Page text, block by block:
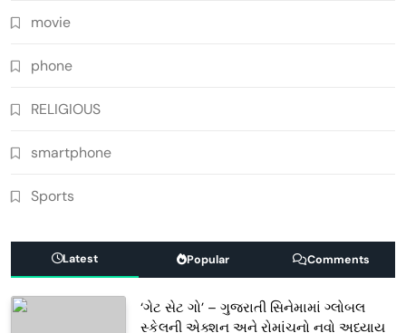
movie
phone
RELIGIOUS
smartphone
Sports
Latest Popular Comments
‘ગેટ સેટ ગો’ – ગુજરાતી સિનેમામાં ગ્લોબલ
સ્કેલની એક્શન અને રોમાંચનો નવો અધ્યાય